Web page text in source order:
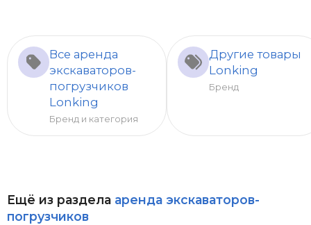
Все аренда
экскаваторов-
погрузчиков
Lonking
Бренд и категория
Другие товары
Lonking
Бренд
Ещё из раздела аренда экскаваторов-
погрузчиков